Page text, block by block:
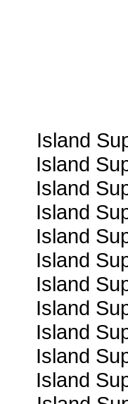
Island
Island
Island
Island
Island
Island
Island
Island
Island
Island
Island